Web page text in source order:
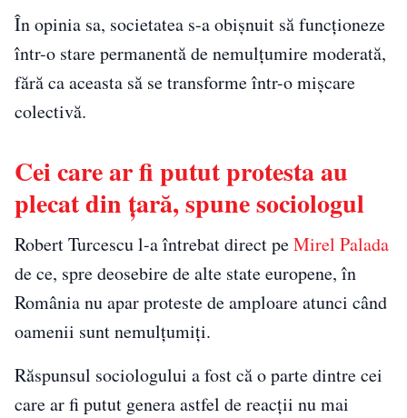
În opinia sa, societatea s-a obișnuit să funcționeze
într-o stare permanentă de nemulțumire moderată,
fără ca aceasta să se transforme într-o mișcare
colectivă.
Cei care ar fi putut protesta au
plecat din țară, spune sociologul
Robert Turcescu l-a întrebat direct peMirel Palada
de ce, spre deosebire de alte state europene, în
România nu apar proteste de amploare atunci când
oamenii sunt nemulțumiți.
Răspunsul sociologului a fost că o parte dintre cei
care ar fi putut genera astfel de reacții nu mai